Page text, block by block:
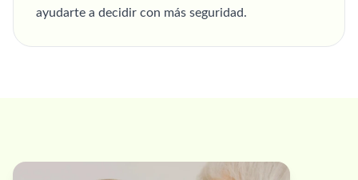
ayudarte a decidir con más seguridad.